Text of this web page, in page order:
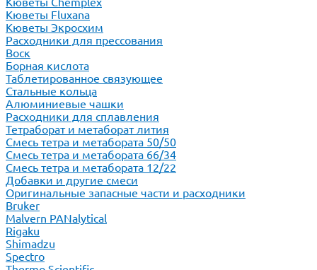
Кюветы Fluxana
Кюветы Экросхим
Расходники для прессования
Воск
Борная кислота
Таблетированное связующее
Стальные кольца
Алюминиевые чашки
Расходники для сплавления
Тетраборат и метаборат лития
Смесь тетра и метабората 50/50
Смесь тетра и метабората 66/34
Смесь тетра и метабората 12/22
Добавки и другие смеси
Оригинальные запасные части и расходники
Bruker
Malvern PANalytical
Rigaku
Shimadzu
Spectro